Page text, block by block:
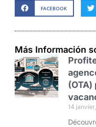
FACEBOOK
Más Información
14